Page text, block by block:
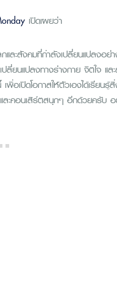
เปิดเผยว่า
กและสังคมที่กำลังเปลี่ยนแปล
เปลี่ยนแปลงทางร่างกาย จิตใจ
พื่อเปิดโอกาสให้ตัวเองได้เรียนรู้
ละคอนเสิร์ตสนุกๆ อีกด้วยครับ